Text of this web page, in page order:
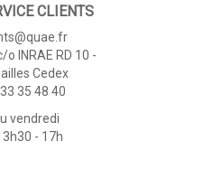
CLIENTS
o INRAE RD 10 -
Cedex
35 48 40
vendredi
- 17h